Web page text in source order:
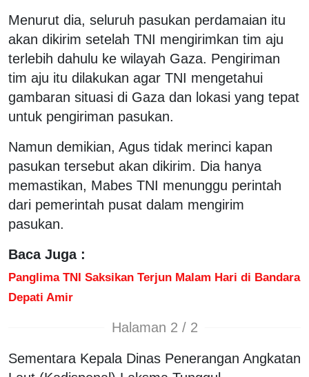
Menurut dia, seluruh pasukan perdamaian itu
akan dikirim setelah TNI mengirimkan tim aju
terlebih dahulu ke wilayah Gaza. Pengiriman
tim aju itu dilakukan agar TNI mengetahui
gambaran situasi di Gaza dan lokasi yang tepat
untuk pengiriman pasukan.
Namun demikian, Agus tidak merinci kapan
pasukan tersebut akan dikirim. Dia hanya
memastikan, Mabes TNI menunggu perintah
dari pemerintah pusat dalam mengirim
pasukan.
Baca Juga :
Panglima TNI Saksikan Terjun Malam Hari di Bandara
Depati Amir
Halaman 2 / 2
Sementara Kepala Dinas Penerangan Angkatan